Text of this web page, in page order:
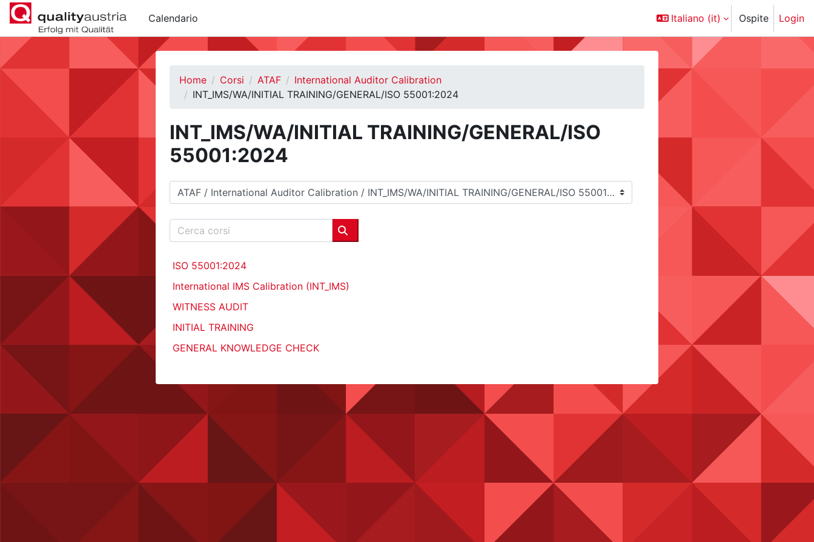
Vai al contenuto principale
Calendario
Italiano ‎(it)‎ Ospite Login
Home Corsi ATAF
International Auditor Calibration
INT_IMS/WA/INITIAL TRAINING/GENERAL/ISO 55001:2024
INT_IMS/WA/INITIAL TRAINING/GENERAL/ISO
55001:2024
Categorie di corso
Cerca corsi
Cerca corsi
ISO 55001:2024
International IMS Calibration (INT_IMS)
WITNESS AUDIT
INITIAL TRAINING
GENERAL KNOWLEDGE CHECK